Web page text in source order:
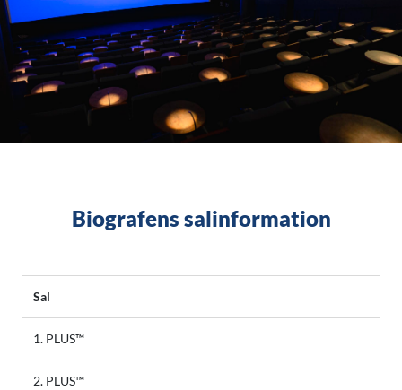
Biografens salinformation
Sal
1. PLUS™
2. PLUS™